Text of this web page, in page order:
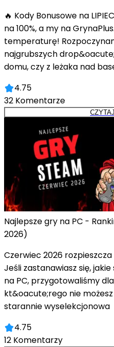
🔥 Kody Bonusowe na
na 100%, a my na
temperaturę!
najgrubszych
domu, czy z leżaka nad
4.75
32 Komentarze
Najlepsze gry na PC -
2026)
Czerwiec 2026
Jeśli zastanawiasz się,
na PC, przygotowaliśmy
kt&oacute;rego nie
starannie wyselekcjonowa
4.75
12 Komentarzy